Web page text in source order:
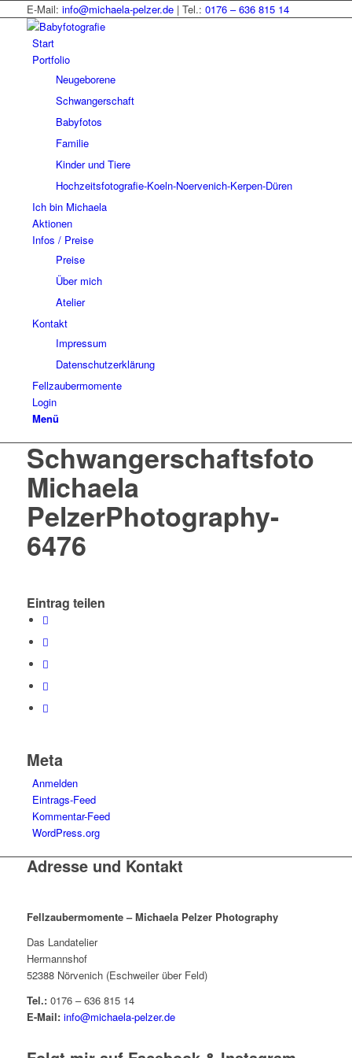
E-Mail: info@michaela-pelzer.de| Tel.: 0176 – 636 815 14
Start
Portfolio
Neugeborene
Schwangerschaft
Babyfotos
Familie
Kinder und Tiere
Hochzeitsfotografie-Koeln-Noervenich-Kerpen-Düren
Ich bin Michaela
Aktionen
Infos / Preise
Preise
Über mich
Atelier
Kontakt
Impressum
Datenschutzerklärung
Fellzaubermomente
Login
Menü
Schwangerschaftsfoto
Michaela
PelzerPhotography-
6476
Eintrag teilen
Meta
Anmelden
Eintrags-Feed
Kommentar-Feed
WordPress.org
Adresse und Kontakt
Fellzaubermomente –Michaela Pelzer Photography
Das Landatelier
Hermannshof
52388 Nörvenich (Eschweiler über Feld)
Tel.:0176 – 636 815 14
E-Mail: info@michaela-pelzer.de